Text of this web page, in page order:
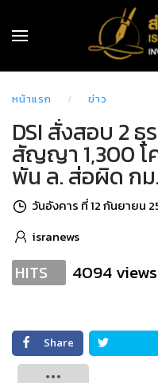
หน้าแรก ข่าว
DSI สั่งสอบ 2
สัญญา 1,300 โ
พัน ล. ส่อผิด กม
วันอังคาร ที่ 12 กันยายน
isranews
HITS 4094 views
Share